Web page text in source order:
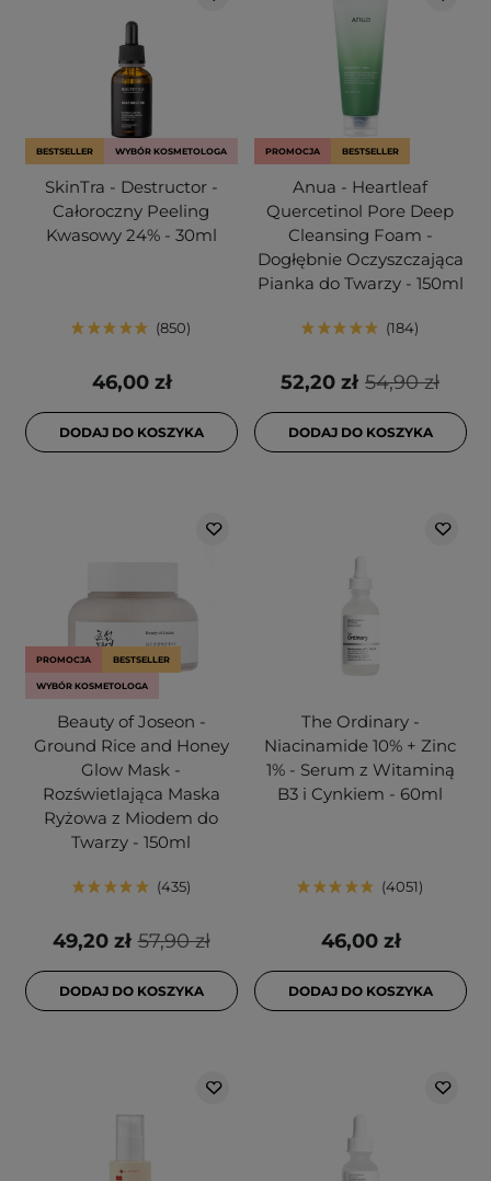
BESTSELLER WYBÓR KOSMETOLOGA
SkinTra - Destructor -
Całoroczny Peeling
Kwasowy 24% - 30ml
850
46,00 zł
DODAJ DO KOSZYKA
PROMOCJA BESTSELLER
Anua - Heartleaf
Quercetinol Pore Deep
Cleansing Foam -
Dogłębnie Oczyszczająca
Pianka do Twarzy - 150ml
184
54,90 zł
52,20 zł
DODAJ DO KOSZYKA
PROMOCJA BESTSELLER
WYBÓR KOSMETOLOGA
Beauty of Joseon -
Ground Rice and Honey
Glow Mask -
Rozświetlająca Maska
Ryżowa z Miodem do
Twarzy - 150ml
435
57,90 zł
49,20 zł
DODAJ DO KOSZYKA
The Ordinary -
Niacinamide 10% + Zinc
1% - Serum z Witaminą
B3 i Cynkiem - 60ml
4051
46,00 zł
DODAJ DO KOSZYKA